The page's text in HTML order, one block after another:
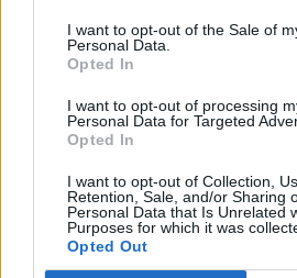
I want to opt-out of the Sale of
Personal Data.
Opted In
I want to opt-out of processing
Personal Data for Targeted
Opted In
I want to opt-out of Collection,
Retention, Sale, and/or Sharing
Personal Data that Is Unrelated
Purposes for which it was
Opted Out
Για το folk/pagan metal των
ήμουν αρχικά
φολκλόρ μουσικές
αισθητικό πεδίο των όποιων
γούστων. Αλλά η αλήθεια
διέψευσαν πανηγυρικά,
σφριγηλό σύνολο, στο οποίο